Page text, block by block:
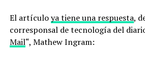
El artículoya tiene una respuesta,
corresponsal de tecnología del
Mail“, Mathew Ingram: